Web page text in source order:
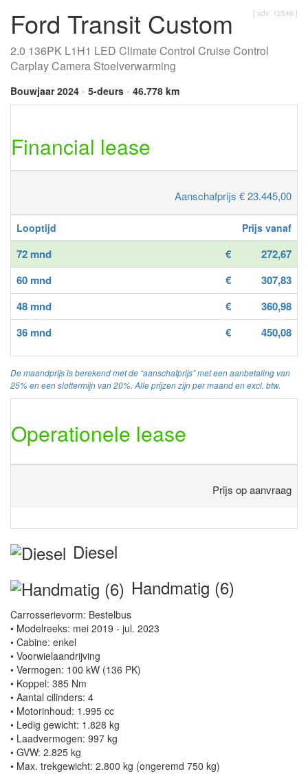
[ adv: 12546 ]
Ford Transit Custom
2.0 136PK L1H1 LED Climate Control Cruise Control
Carplay Camera Stoelverwarming
Bouwjaar 2024 • 5-deurs • 46.778 km
Financial lease
Aanschafprijs € 23.445,00
Looptijd Prijs vanaf
72 mnd €
272,67
60 mnd
€
307,83
48 mnd
€
360,98
36 mnd
€ 450,08
De maandprijs is berekend met de “aanschafprijs” met een aanbetaling van
25% en een slottermijn van 20%. Alle prijzen zijn per maand en excl. btw.
Operationele lease
Prijs op aanvraag
Diesel
Handmatig (6)
Carrosserievorm: Bestelbus
• Modelreeks: mei 2019 - jul. 2023
• Cabine: enkel
• Voorwielaandrijving
• Vermogen: 100 kW (136 PK)
• Koppel: 385 Nm
• Aantal cilinders: 4
• Motorinhoud: 1.995 cc
• Ledig gewicht: 1.828 kg
• Laadvermogen: 997 kg
• GVW: 2.825 kg
• Max. trekgewicht: 2.800 kg (ongeremd 750 kg)